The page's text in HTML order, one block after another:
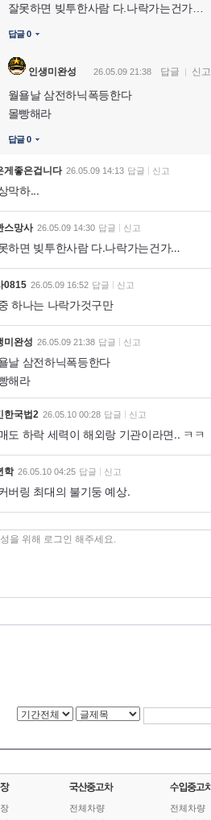
잘못하면 빚투한사람 다.나락가는건가…
답글 0
인생미완성 26.05.09 21:38 답글 신고
월욜날 삼전하닉폭등한다
몰빵해라
답글 0
게좋은겁니다 26.05.09 14:13 답글 신고
막하...
스망사 26.05.09 14:30 답글 신고
하면 빚투한사람 다.나락가는건가…
0815 26.05.09 16:52 답글 신고
하나는 나락가것구만
미완성 26.05.09 21:38 답글 신고
날 삼전하닉폭등한다
해라
한국법2 26.05.10 00:28 답글 신고
도 하락 세력이 해외랑 기관이라면.. ㅋㅋ
학 26.05.10 04:25 답글 신고
버링 최대의 불기둥 예상.
전체차량
전체차량